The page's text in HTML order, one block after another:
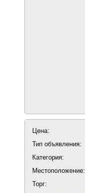
Цена:
Тип объявления:
Категория:
Местоположение:
Торг: